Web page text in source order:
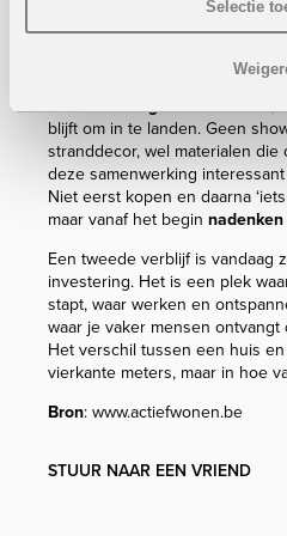
Selectie
als Royal
Frigerio en Atelier Vierkant
blijft om in te landen. Geen
stranddecor, wel materialen die
deze samenwerking
Niet eerst kopen en daarna
maar vanaf het begin
Een tweede verblijf is vandaag
investering. Het is een plek
stapt, waar werken en
waar je vaker mensen
Het verschil tussen een huis
vierkante meters, maar in hoe
Bron: www.actiefwonen.be
STUUR NAAR EEN VRIEND